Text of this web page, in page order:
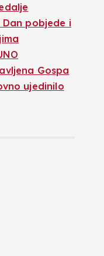
pobjede i
Gospa
ujedinilo